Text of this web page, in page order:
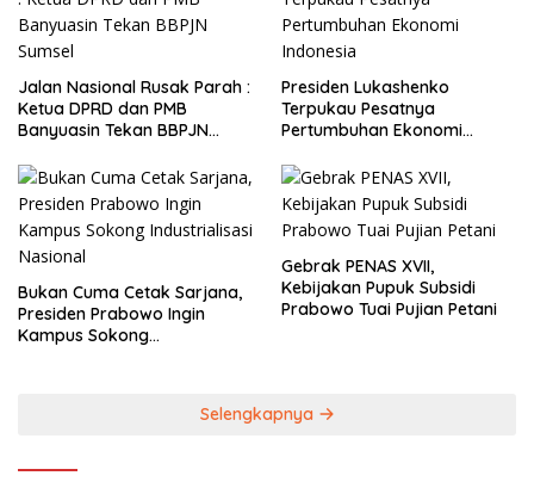
Jalan Nasional Rusak Parah :
Ketua DPRD dan PMB
Banyuasin Tekan BBPJN
Presiden Lukashenko
Terpukau Pesatnya
Pertumbuhan Ekonomi
Bukan Cuma Cetak Sarjana,
Presiden Prabowo Ingin
Kampus Sokong
Gebrak PENAS XVII,
Kebijakan Pupuk Subsidi
Prabowo Tuai Pujian Petani
Selengkapnya